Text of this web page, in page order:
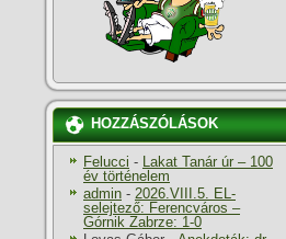
HOZZÁSZÓLÁSOK
Felucci - Lakat Tanár úr – 100
év történelem
admin - 2026.VIII.5. EL-
selejtező: Ferencváros –
Górnik Zabrze: 1-0